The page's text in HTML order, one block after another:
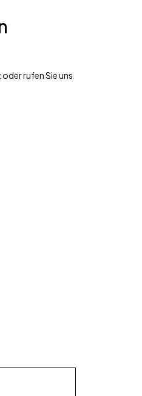
rufen Sie uns